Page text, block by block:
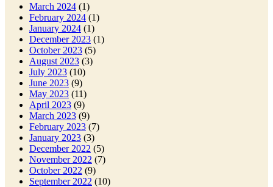
March 2024 (1)
February 2024 (1)
January 2024 (1)
December 2023 (1)
October 2023 (5)
August 2023 (3)
July 2023 (10)
June 2023 (9)
May 2023 (11)
April 2023 (9)
March 2023 (9)
February 2023 (7)
January 2023 (3)
December 2022 (5)
November 2022 (7)
October 2022 (9)
September 2022 (10)